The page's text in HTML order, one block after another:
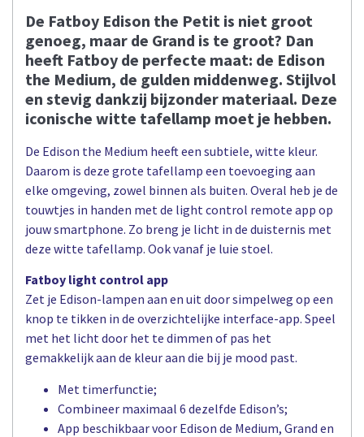
De Fatboy Edison the Petit is niet groot
genoeg, maar de Grand is te groot? Dan
heeft Fatboy de perfecte maat: de Edison
the Medium, de gulden middenweg. Stijlvol
en stevig dankzij bijzonder materiaal. Deze
iconische witte tafellamp moet je hebben.
De Edison the Medium heeft een subtiele, witte kleur.
Daarom is deze grote tafellamp een toevoeging aan
elke omgeving, zowel binnen als buiten. Overal heb je de
touwtjes in handen met de light control remote app op
jouw smartphone. Zo breng je licht in de duisternis met
deze witte tafellamp. Ook vanaf je luie stoel.
Fatboy light control app
Zet je Edison-lampen aan en uit door simpelweg op een
knop te tikken in de overzichtelijke interface-app. Speel
met het licht door het te dimmen of pas het
gemakkelijk aan de kleur aan die bij je mood past.
Met timerfunctie;
Combineer maximaal 6 dezelfde Edison’s;
App beschikbaar voor Edison de Medium, Grand en